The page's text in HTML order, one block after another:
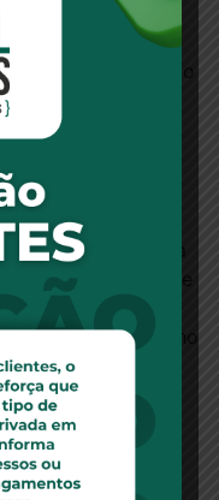
às
Essas
e suspensão do
autorização de
e reclusão.
ser um direito do
Lídice da
na formalização de
tanto o Código de
do Conselho
na regulação.
analisado pelas
de Finanças e